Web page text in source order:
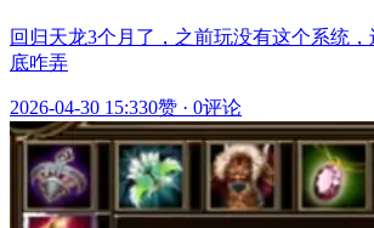
回归天龙3个月了，之前玩没有这个系统，
底咋弄
2026-04-30 15:330赞 · 0评论